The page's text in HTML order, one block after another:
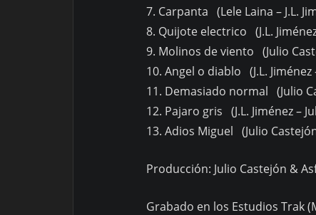
7. Carpanta (Lele Laina – J.L.
8. Quijote electrico (J.L.
9. Molinos de viento (Julio
10. Angel o diablo (J.L. Jiménez
11. Demasiado normal (Julio
12. Pajaro gris (J.L. Jiménez –
13. Adios Miguel (Julio
Producción: Julio Castejón &
Grabado en los Estudios Trak